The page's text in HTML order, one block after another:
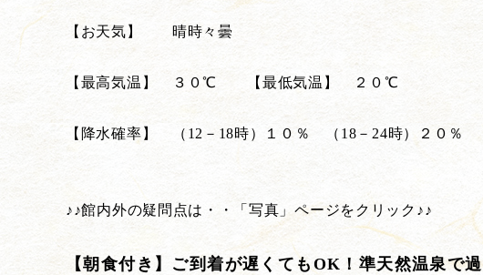
【お天気】 晴時々曇
【最高気温】 ３０℃ 【最低気温】 ２０℃
【降水確率】 （12－18時）１０％ （18－24時）２０％
♪♪館内外の疑問点は・・「写真」ページをクリック♪♪
【朝食付き】ご到着が遅くてもOK！準天然温泉で